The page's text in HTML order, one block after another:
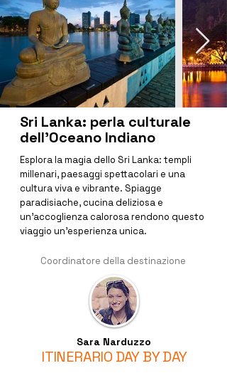
Sri Lanka: perla culturale
dell'Oceano Indiano
Esplora la magia dello Sri Lanka: templi
millenari, paesaggi spettacolari e una
cultura viva e vibrante. Spiagge
paradisiache, cucina deliziosa e
un'accoglienza calorosa rendono questo
viaggio un'esperienza unica.
Coordinatore della destinazione
Sara Narduzzo
ITINERARIO DAY BY DAY